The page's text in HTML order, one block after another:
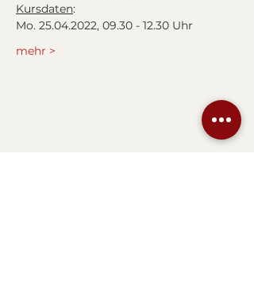
Kursdaten:
Mo. 25.04.2022, 09.30 - 12.30 Uhr
mehr >